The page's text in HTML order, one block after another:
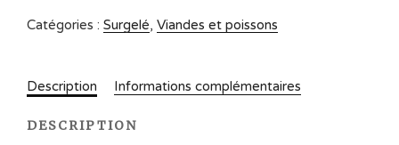
Catégories : Surgelé, Viandes et poissons
Description Informations complémentaires
DESCRIPTION